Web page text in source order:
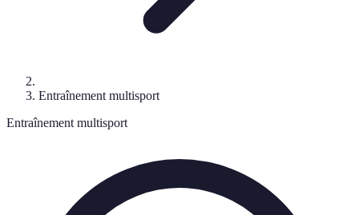
Entraînement multisport
Entraînement multisport